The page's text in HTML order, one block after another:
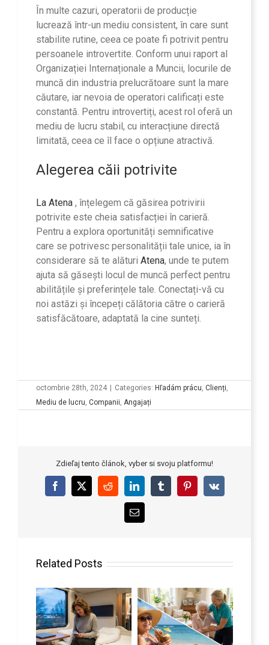
În multe cazuri, operatorii de producție
lucrează într-un mediu consistent, în care sunt
stabilite rutine, ceea ce poate fi potrivit pentru
persoanele introvertite. Conform unui raport al
Organizației Internaționale a Muncii, locurile de
muncă din industria prelucrătoare sunt la mare
căutare, iar nevoia de operatori calificați este
constantă. Pentru introvertiți, acest rol oferă un
mediu de lucru stabil, cu interacțiune directă
limitată, ceea ce îl face o opțiune atractivă.
Alegerea căii potrivite
La Atena , înțelegem că găsirea potrivirii
potrivite este cheia satisfacției în carieră.
Pentru a explora oportunități semnificative
care se potrivesc personalității tale unice, ia în
considerare să te alături Atena, unde te putem
ajuta să găsești locul de muncă perfect pentru
abilitățile și preferințele tale. Conectați-vă cu
noi astăzi și începeți călătoria către o carieră
satisfăcătoare, adaptată la cine sunteți.
octombrie 28th, 2024 | Categories: Hľadám prácu, Clienți,
Mediu de lucru, Companii, Angajați
Zdieľaj tento článok, vyber si svoju platformu!
Facebook
X RedditLinkedInTumblrPinterest
Vk
Email
Related Posts